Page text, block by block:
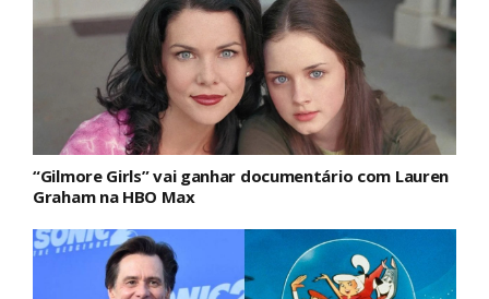
“Gilmore Girls” vai ganhar documentário com Lauren
Graham na HBO Max